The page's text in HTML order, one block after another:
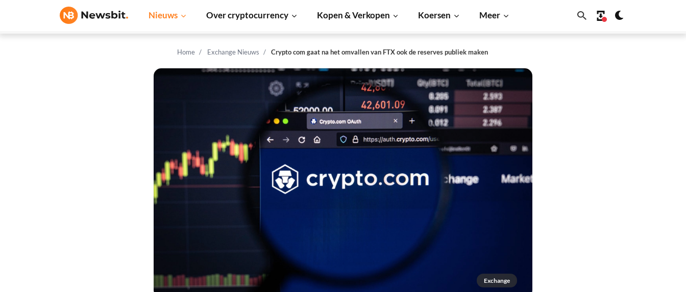
Nieuws Over cryptocurrency Kopen & Verkopen Koersen Meer
Home Exchange Nieuws Crypto com gaat na het omvallen van FTX ook de reserves publiek maken
Exchange